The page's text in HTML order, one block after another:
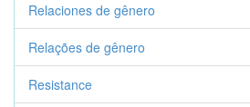
Relaciones de gênero
Relações de gênero
Resistance